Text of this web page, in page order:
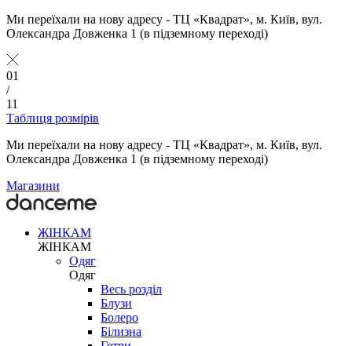
Ми переїхали на нову адресу - ТЦ «Квадрат», м. Київ, вул.
Олександра Довженка 1 (в підземному переході)
01
/
11
Таблиця розмірів
Ми переїхали на нову адресу - ТЦ «Квадрат», м. Київ, вул.
Олександра Довженка 1 (в підземному переході)
Магазини
ЖІНКАМ
ЖІНКАМ
Одяг
Одяг
Весь розділ
Блузи
Болеро
Білизна